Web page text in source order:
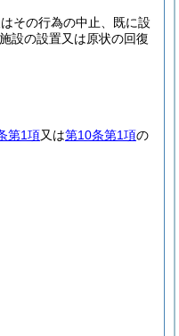
その行為の中止、既に設
設の設置又は原状の回復
第1項又は第10条第1項の